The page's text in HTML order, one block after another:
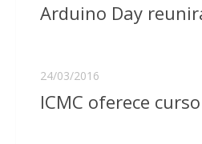
Arduino Day
24/03/2016
ICMC oferece